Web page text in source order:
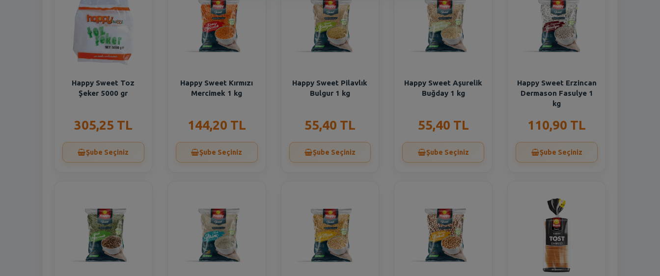
Happy Sweet Toz
Şeker 5000 gr
305,25 TL
Şube Seçiniz
Happy Sweet Kırmızı
Mercimek 1 kg
144,20 TL
Şube Seçiniz
Happy Sweet Pilavlık
Bulgur 1 kg
55,40 TL
Şube Seçiniz
Happy Sweet Aşurelik
Buğday 1 kg
55,40 TL
Şube Seçiniz
Happy Sweet Erzincan
Dermason Fasulye 1
kg
110,90 TL
Şube Seçiniz